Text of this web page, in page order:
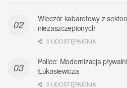
Wieczór kabaretowy z
niezaszczepionych
0 UDOSTĘPNIENIA
Police: Modernizacja
Łukasiewicza
0 UDOSTĘPNIENIA